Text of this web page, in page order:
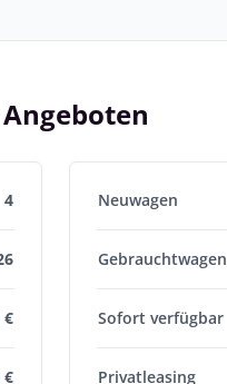
4
€
€
Neuwagen
Gebrauchtwagen
Sofort verfügbar
Privatleasing